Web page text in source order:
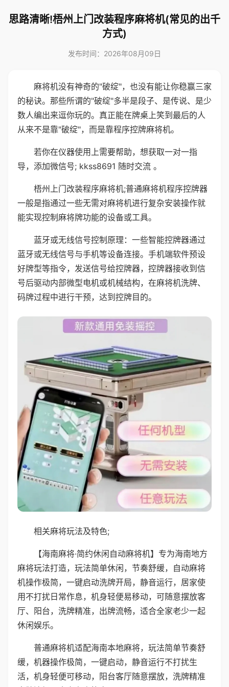
思路清晰!梧州上门改装程序麻将机(常见的出千
方式)
发布时间：2026年08月09日
麻将机没有神奇的"破绽"，也没有能让你稳赢三家
的秘诀。那些所谓的"破绽"多半是段子、是传说、是少
数人编出来逗你玩的。真正能在牌桌上笑到最后的人
从来不是靠"破绽"，而是靠程序控牌麻将机。
若你在仪器使用上需要帮助，想获取一对一指
导，添加微信号; kkss8691 随时交流 。
梧州上门改装程序麻将机;普通麻将机程序控牌器
一般是指通过一些无需对麻将机进行复杂安装操作就
能实现控制麻将牌功能的设备或工具。
蓝牙或无线信号控制原理：一些智能控牌器通过
蓝牙或无线信号与手机等设备连接。手机端软件预设
好牌型等指令，发送信号给控牌器，控牌器接收到信
号后驱动内部微型电机或机械结构，在麻将机洗牌、
码牌过程中进行干预，达到控牌目的。
相关麻将玩法及特色;
【海南麻将·简约休闲自动麻将机】专为海南地方
麻将玩法打造，玩法简单休闲，节奏舒缓，自动麻将
机操作极简，一键启动洗牌开局，静音运行，居家使
用不打扰日常作息，机身轻便易移动，可随意摆放客
厅、阳台，洗牌精准，出牌流畅，适合全家老少一起
休闲娱乐。
普通麻将机适配海南本地麻将，玩法简单节奏舒
缓，机器操作极简，一键启动，静音运行不打扰生
活，机身轻便可移动，阳台客厅随意摆放，洗牌精准